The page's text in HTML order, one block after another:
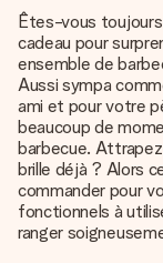
Êtes-vous toujours
cadeau pour
ensemble de
Aussi sympa
ami et pour votre
beaucoup de
barbecue.
brille déjà ? Alors
commander pour
fonctionnels à
ranger